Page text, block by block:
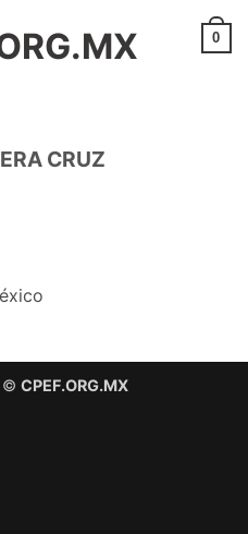
0
CRUZ
© CPEF.ORG.MX